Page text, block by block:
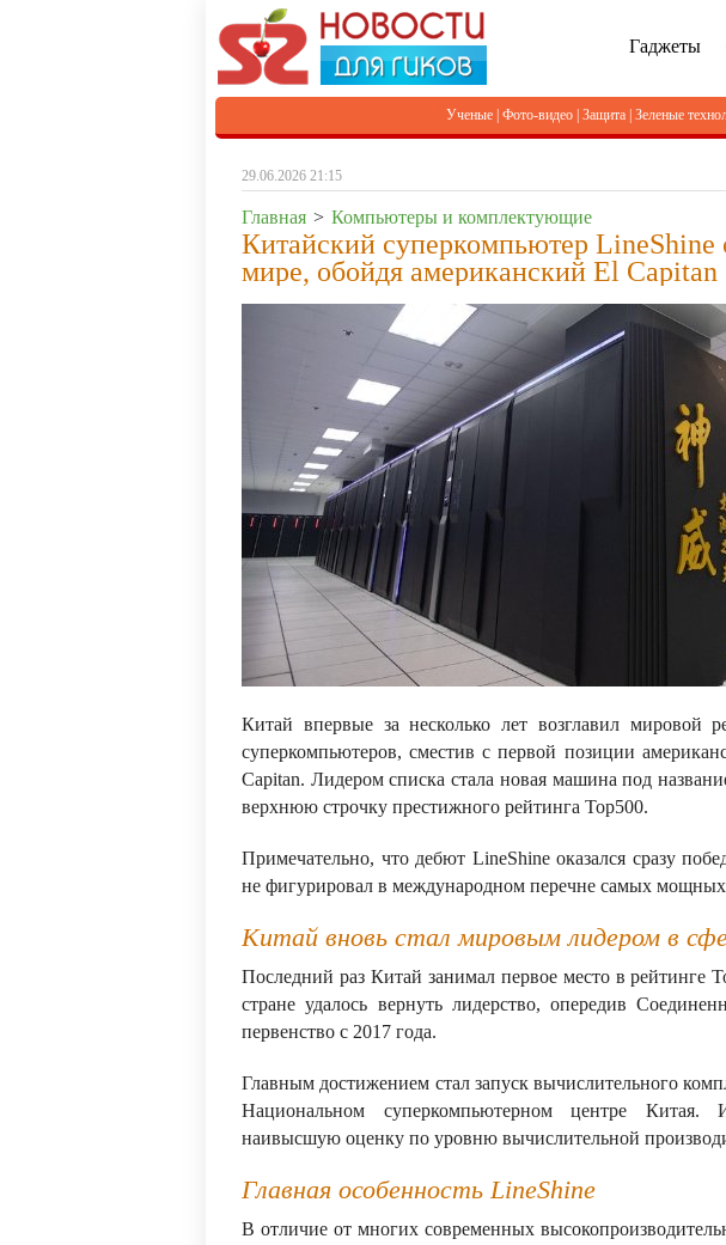
Гаджеты
Ученые Фото-видео Защита Зеленые
29.06.2026 21:15
Главная > Компьютеры и комплектующие
Китайский суперкомпьютер
мире, обойдя американский El Capitan
Китай впервые за несколько лет возглавил мировой
суперкомпьютеров, сместив с первой позиции
Capitan. Лидером списка стала новая машина под
верхнюю строчку престижного рейтинга Top500.
Примечательно, что дебют LineShine оказался сразу
не фигурировал в международном перечне самых
Китай вновь стал мировым лидером в
Последний раз Китай занимал первое место в рейтинге
стране удалось вернуть лидерство, опередив
первенство с 2017 года.
Главным достижением стал запуск вычислительного
Национальном суперкомпьютерном центре Китая.
наивысшую оценку по уровню вычислительной
Главная особенность LineShine
В отличие от многих современных